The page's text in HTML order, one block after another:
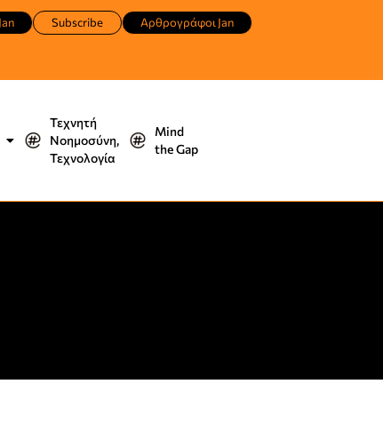
Subscribe Αρθρογράφοι Jan
Τεχνητή
Νοημοσύνη,
Τεχνολογία
Mind
the Gap